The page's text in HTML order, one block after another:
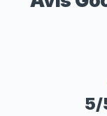
5/